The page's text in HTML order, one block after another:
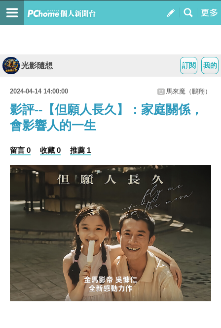
我的
訂閱
光影隨想
2024-04-14 14:00:00 馬來魔（鵬翔）
影評--【但願人長久】：家庭關係，
會影響人的一生
留言 0 收藏 0 推薦 1